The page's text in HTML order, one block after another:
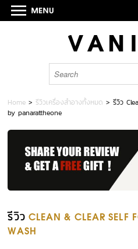
Home >รีวิวเครื่องสำอางทั้งหมด >รีวิว
by panarattheone
รีวิว CLEAN & CLEAR SELF
WASH